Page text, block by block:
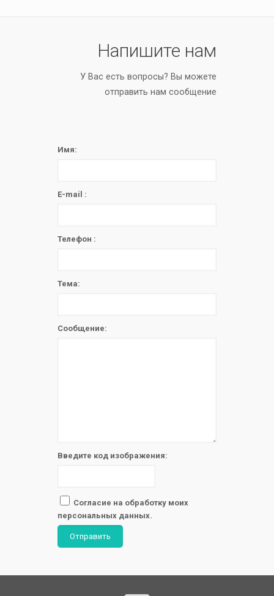
Напишите нам
У Вас есть вопросы? Вы можете
отправить нам сообщение
Имя:
E-mail :
Телефон :
Тема:
Сообщение:
Введите код изображения:
Согласие на обработку моих
персональных данных.
Отправить